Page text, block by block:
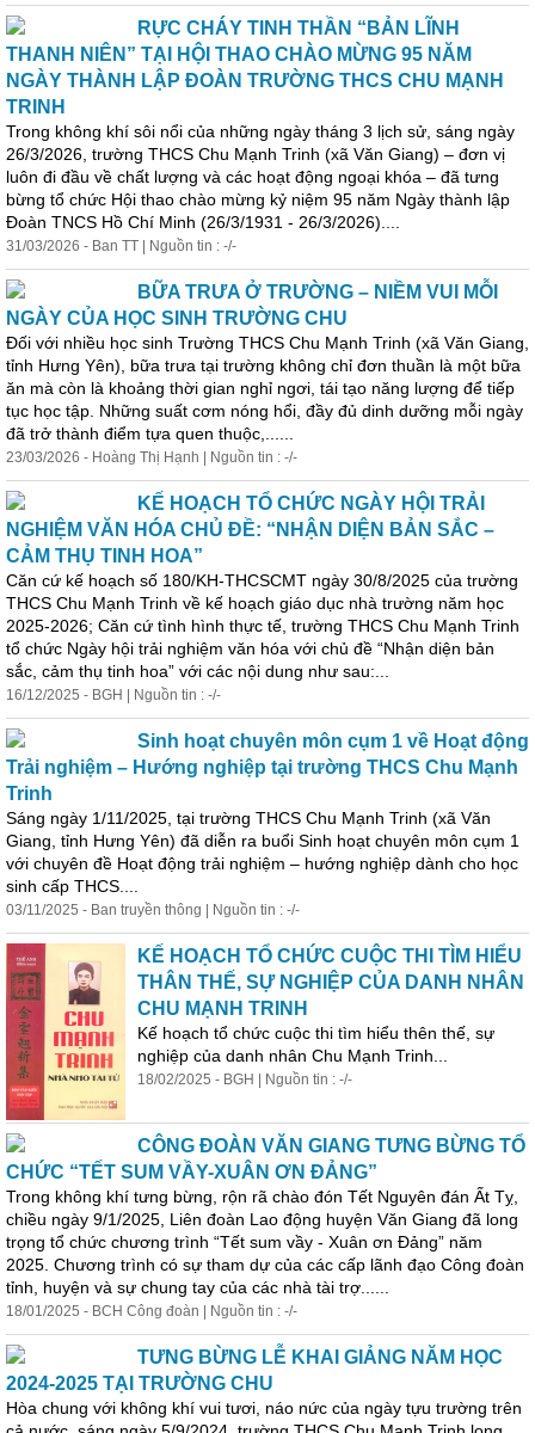
RỰC CHÁY TINH THẦN “BẢN LĨNH
THANH NIÊN” TẠI HỘI THAO CHÀO MỪNG 95 NĂM
NGÀY THÀNH LẬP ĐOÀN TRƯỜNG THCS CHU MẠNH
TRINH
Trong không khí sôi nổi của những ngày tháng 3 lịch sử, sáng ngày
26/3/2026, trường THCS Chu Mạnh Trinh (xã Văn Giang) – đơn vị
luôn đi đầu về chất lượng và các hoạt động ngoại khóa – đã tưng
bừng tổ chức Hội thao chào mừng kỷ niệm 95 năm Ngày thành lập
Đoàn TNCS Hồ Chí Minh (26/3/1931 - 26/3/2026)....
31/03/2026 - Ban TT | Nguồn tin : -/-
BỮA TRƯA Ở TRƯỜNG – NIỀM VUI MỖI
NGÀY CỦA HỌC SINH TRƯỜNG CHU
Đối với nhiều học sinh Trường THCS Chu Mạnh Trinh (xã Văn Giang,
tỉnh Hưng Yên), bữa trưa tại trường không chỉ đơn thuần là một bữa
ăn mà còn là khoảng thời gian nghỉ ngơi, tái tạo năng lượng để tiếp
tục học tập. Những suất cơm nóng hổi, đầy đủ dinh dưỡng mỗi ngày
đã trở thành điểm tựa quen thuộc,......
23/03/2026 - Hoàng Thị Hạnh | Nguồn tin : -/-
KẾ HOẠCH TỔ CHỨC NGÀY HỘI TRẢI
NGHIỆM VĂN HÓA CHỦ ĐỀ: “NHẬN DIỆN BẢN SẮC –
CẢM THỤ TINH HOA”
Căn cứ kế hoạch số 180/KH-THCSCMT ngày 30/8/2025 của trường
THCS Chu Mạnh Trinh về kế hoạch giáo dục nhà trường năm học
2025-2026; Căn cứ tình hình thực tế, trường THCS Chu Mạnh Trinh
tổ chức Ngày hội trải nghiệm văn hóa với chủ đề “Nhận diện bản
sắc, cảm thụ tinh hoa” với các nội dung như sau:...
16/12/2025 - BGH | Nguồn tin : -/-
Sinh hoạt chuyên môn cụm 1 về Hoạt động
Trải nghiệm – Hướng nghiệp tại trường THCS Chu Mạnh
Trinh
Sáng ngày 1/11/2025, tại trường THCS Chu Mạnh Trinh (xã Văn
Giang, tỉnh Hưng Yên) đã diễn ra buổi Sinh hoạt chuyên môn cụm 1
với chuyên đề Hoạt động trải nghiệm – hướng nghiệp dành cho học
sinh cấp THCS....
03/11/2025 - Ban truyền thông | Nguồn tin : -/-
KẾ HOẠCH TỔ CHỨC CUỘC THI TÌM HIỂU
THÂN THẾ, SỰ NGHIỆP CỦA DANH NHÂN
CHU MẠNH TRINH
Kế hoạch tổ chức cuộc thi tìm hiểu thên thế, sự
nghiệp của danh nhân Chu Mạnh Trinh...
18/02/2025 - BGH | Nguồn tin : -/-
CÔNG ĐOÀN VĂN GIANG TƯNG BỪNG TỔ
CHỨC “TẾT SUM VẦY-XUÂN ƠN ĐẢNG”
Trong không khí tưng bừng, rộn rã chào đón Tết Nguyên đán Ất Tỵ,
chiều ngày 9/1/2025, Liên đoàn Lao động huyện Văn Giang đã long
trọng tổ chức chương trình “Tết sum vầy - Xuân ơn Đảng” năm
2025. Chương trình có sự tham dự của các cấp lãnh đạo Công đoàn
tỉnh, huyện và sự chung tay của các nhà tài trợ......
18/01/2025 - BCH Công đoàn | Nguồn tin : -/-
TƯNG BỪNG LỄ KHAI GIẢNG NĂM HỌC
2024-2025 TẠI TRƯỜNG CHU
Hòa chung với không khí vui tươi, náo nức của ngày tựu trường trên